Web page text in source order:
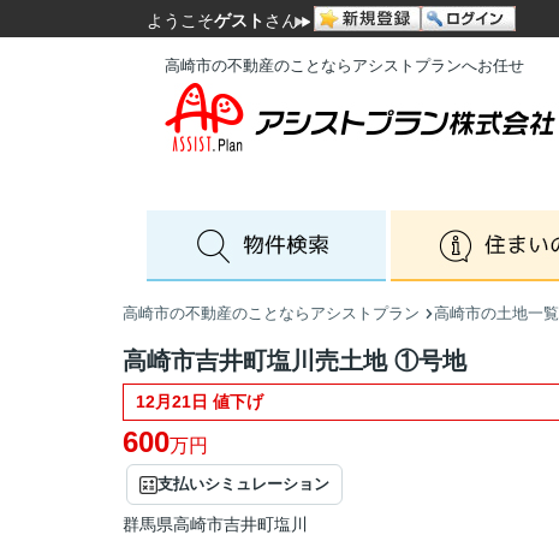
ようこそゲスト さん
高崎市の不動産のことならアシストプランへお任せ
高崎市の不動産のことならアシストプラン 高崎市の土地一覧
高崎市吉井町塩川売土地 ①号地
12月21日 値下げ
600万円
支払いシミュレーション
群馬県高崎市吉井町塩川